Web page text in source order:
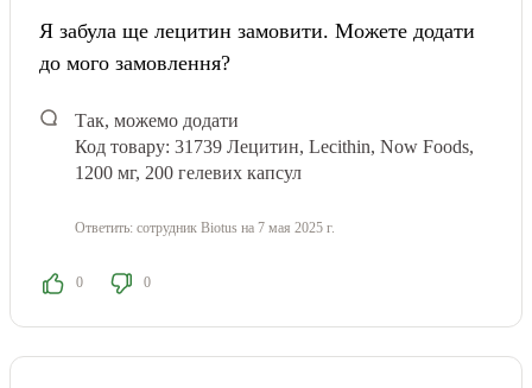
Я забула ще лецитин замовити. Можете додати
до мого замовлення?
Так, можемо додати
Код товару: 31739 Лецитин, Lecithin, Now Foods,
1200 мг, 200 гелевих капсул
Ответить: сотрудник Biotus на 7 мая 2025 г.
0 0